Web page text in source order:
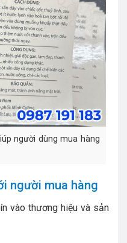
người dùng mua hàng
người mua hàng
vào thương hiệu và sản